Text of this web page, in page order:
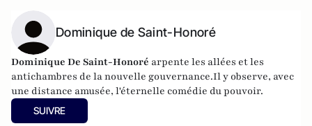
Dominique de Saint-Honoré
Dominique De Saint-Honoré arpente les allées et les
antichambres de la nouvelle gouvernance.Il y observe, avec
une distance amusée, l'éternelle comédie du pouvoir.
SUIVRE